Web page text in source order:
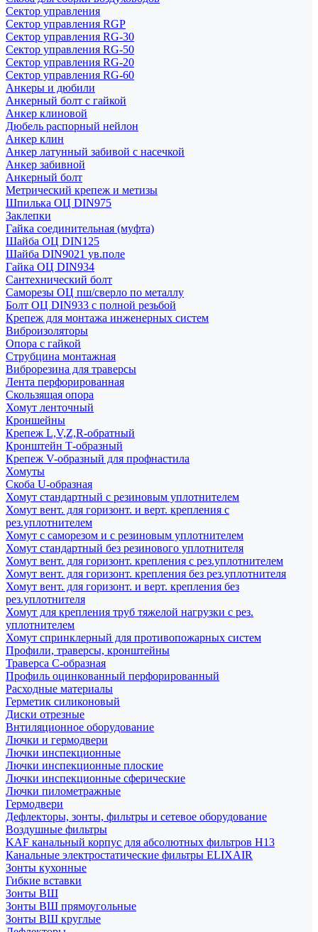
Сектор управления
Сектор управления RGP
Сектор управления RG-30
Сектор управления RG-50
Сектор управления RG-20
Сектор управления RG-60
Анкеры и дюбили
Анкерный болт с гайкой
Анкер клиновой
Дюбель распорный нейлон
Анкер клин
Анкер латунный забивой с насечкой
Анкер забивной
Анкерный болт
Метрический крепеж и метизы
Шпилька ОЦ DIN975
Заклепки
Гайка соединительная (муфта)
Шайба ОЦ DIN125
Шайба DIN9021 ув.поле
Гайка ОЦ DIN934
Сантехнический болт
Саморезы ОЦ пш/сверло по металлу
Болт ОЦ DIN933 с полной резьбой
Крепеж для монтажа инженерных систем
Виброизоляторы
Опора с гайкой
Струбцина монтажная
Виброрезина для траверсы
Лента перфорированная
Скользящая опора
Хомут ленточный
Кроншейны
Крепеж L,V,Z,R-обратный
Кронштейн Т-образный
Крепеж V-образный для профнастила
Хомуты
Скоба U-образная
Хомут стандартный с резиновым уплотнителем
Хомут вент. для горизонт. и верт. крепления с
рез.уплотнителем
Хомут с саморезом и с резиновым уплотнителем
Хомут стандартный без резинового уплотнителя
Хомут вент. для горизонт. крепления с рез.уплотнителем
Хомут вент. для горизонт. крепления без рез.уплотнителя
Хомут вент. для горизонт. и верт. крепления без
рез.уплотнителя
Хомут для крепления труб тяжелой нагрузки с рез.
уплотнителем
Хомут спринклерный для противопожарных систем
Профили, траверсы, кронштейны
Траверса С-образная
Профиль оцинкованный перфорированный
Расходные материалы
Герметик силиконовый
Диски отрезные
Внтиляционное оборудование
Лючки и гермодвери
Лючки инспекционные
Лючки инспекционные плоские
Лючки инспекционные сферические
Лючки пилометражные
Гермодвери
Дефлекторы, зонты, фильтры и сетевое оборудование
Воздушные фильтры
KAF канальный корпус для абсолютных фильтров H13
Канальные электростатические фильтры ELIXAIR
Зонты кухонные
Гибкие вставки
Зонты ВШ
Зонты ВШ прямоугольные
Зонты ВШ круглые